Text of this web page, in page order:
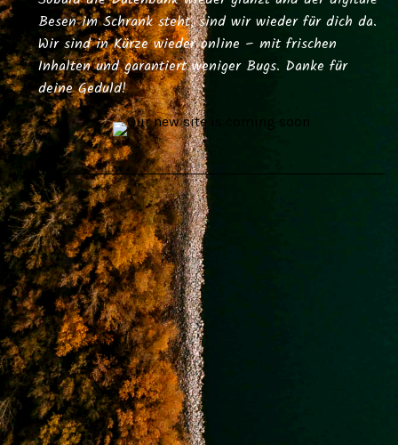
Besen im Schrank steht, sind wir wieder für dich da.
Wir sind in Kürze wieder online – mit frischen
Inhalten und garantiert weniger Bugs. Danke für
deine Geduld!